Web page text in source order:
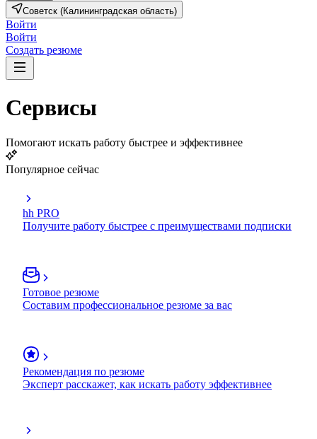
Советск (Калининградская область)
Войти
Войти
Создать резюме
Сервисы
Помогают искать работу быстрее и эффективнее
Популярное сейчас
hh PRO
Получите работу быстрее с преимуществами подписки
Готовое резюме
Составим профессиональное резюме за вас
Рекомендация по резюме
Эксперт расскажет, как искать работу эффективнее